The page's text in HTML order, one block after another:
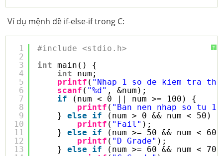
Ví dụ mệnh đề if-else-if trong C:
?
1
2
3
4
5
6
7
8
9
10
11
12
13
#include <stdio.h>
int
main() {
int
num;
printf ( "Nhap 1 so de kiem tra
scanf ( "%d" , &num);
if
(num < 0 || num >= 100) {
printf ( "Ban nen nhap so tu 1
} else if
(num > 0 && num < 50) {
printf ( "Fail" );
} else if
(num >= 50 && num <
printf ( "D Grade" );
} else if
(num >= 60 && num <